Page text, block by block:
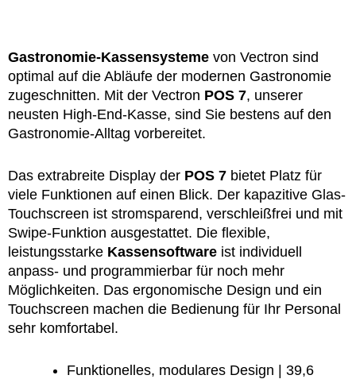
Gastronomie-Kassensysteme von Vectron sind
optimal auf die Abläufe der modernen Gastronomie
zugeschnitten. Mit der Vectron POS 7, unserer
neusten High-End-Kasse, sind Sie bestens auf den
Gastronomie-Alltag vorbereitet.
Das extrabreite Display der POS 7 bietet Platz für
viele Funktionen auf einen Blick. Der kapazitive Glas-
Touchscreen ist stromsparend, verschleißfrei und mit
Swipe-Funktion ausgestattet. Die flexible,
leistungsstarke Kassensoftware ist individuell
anpass- und programmierbar für noch mehr
Möglichkeiten. Das ergonomische Design und ein
Touchscreen machen die Bedienung für Ihr Personal
sehr komfortabel.
Funktionelles, modulares Design | 39,6